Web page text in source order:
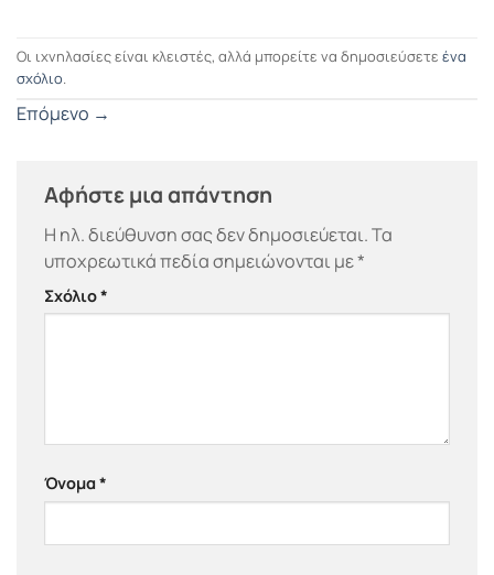
Οι ιχνηλασίες είναι κλειστές, αλλά μπορείτε να δημοσιεύσετε ένα
σχόλιο.
Επόμενο →
Αφήστε μια απάντηση
Η ηλ. διεύθυνση σας δεν δημοσιεύεται.Τα
υποχρεωτικά πεδία σημειώνονται με*
Σχόλιο*
Όνομα*